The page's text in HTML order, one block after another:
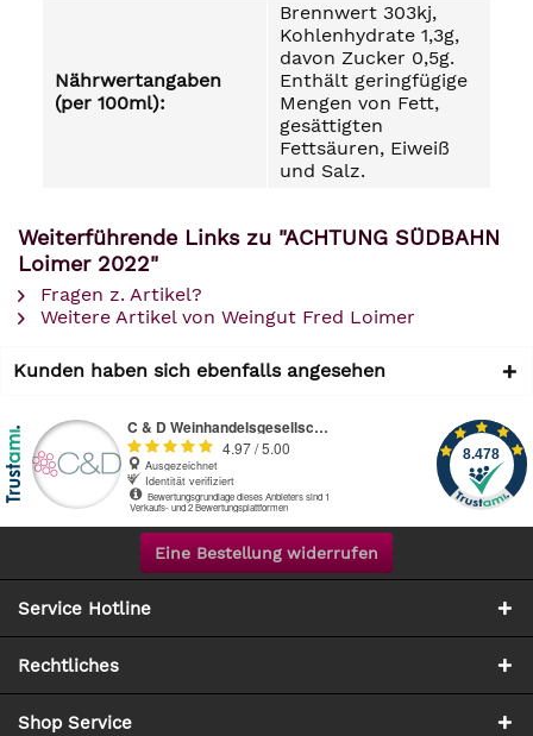
Nährwertangaben
(per 100ml):
Brennwert 303kj,
Kohlenhydrate 1,3g,
davon Zucker 0,5g.
Enthält geringfügige
Mengen von Fett,
gesättigten
Fettsäuren, Eiweiß
und Salz.
Weiterführende Links zu "ACHTUNG SÜDBAHN
Loimer 2022"
Fragen z. Artikel?
Weitere Artikel von Weingut Fred Loimer
Kunden haben sich ebenfalls angesehen
Eine Bestellung widerrufen
Service Hotline
Rechtliches
Shop Service